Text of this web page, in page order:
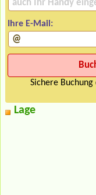
Ihre E-Mail:
Sichere
Lage